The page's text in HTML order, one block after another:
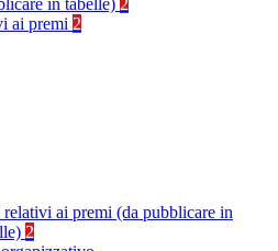
in tabelle) 2
ai premi 2
ai premi (da pubblicare in
2